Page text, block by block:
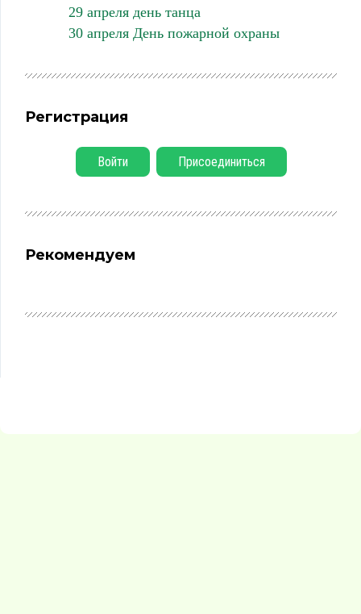
29 апреля день танца
30 апреля День пожарной охраны
Регистрация
Войти Присоединиться
Рекомендуем